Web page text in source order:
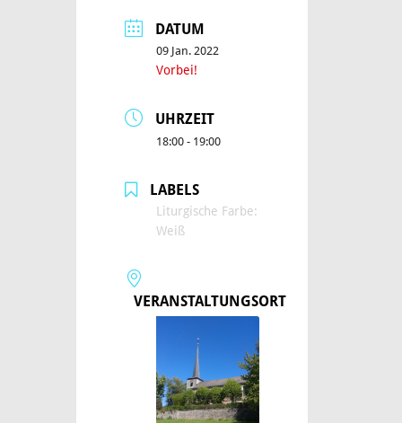
DATUM
09 Jan. 2022
Vorbei!
UHRZEIT
18:00 - 19:00
LABELS
Liturgische Farbe:
Weiß
VERANSTALTUNGSORT